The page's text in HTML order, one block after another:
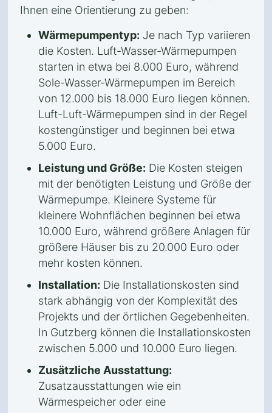
Ihnen eine Orientierung zu geben:
Wärmepumpentyp: Je nach Typ variieren
die Kosten. Luft-Wasser-Wärmepumpen
starten in etwa bei 8.000 Euro, während
Sole-Wasser-Wärmepumpen im Bereich
von 12.000 bis 18.000 Euro liegen können.
Luft-Luft-Wärmepumpen sind in der Regel
kostengünstiger und beginnen bei etwa
5.000 Euro.
Leistung und Größe: Die Kosten steigen
mit der benötigten Leistung und Größe der
Wärmepumpe. Kleinere Systeme für
kleinere Wohnflächen beginnen bei etwa
10.000 Euro, während größere Anlagen für
größere Häuser bis zu 20.000 Euro oder
mehr kosten können.
Installation: Die Installationskosten sind
stark abhängig von der Komplexität des
Projekts und der örtlichen Gegebenheiten.
In Gutzberg können die Installationskosten
zwischen 5.000 und 10.000 Euro liegen.
Zusätzliche Ausstattung:
Zusatzausstattungen wie ein
Wärmespeicher oder eine